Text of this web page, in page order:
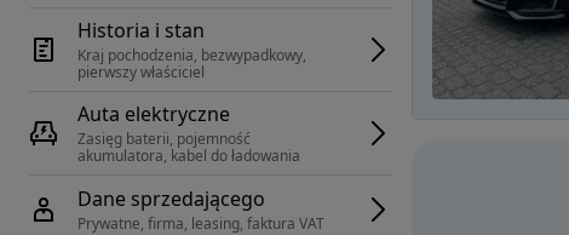
Historia i stan
Kraj pochodzenia, bezwypadkowy,
pierwszy właściciel
Auta elektryczne
Zasięg baterii, pojemność
akumulatora, kabel do ładowania
Dane sprzedającego
Prywatne, firma, leasing, faktura VAT